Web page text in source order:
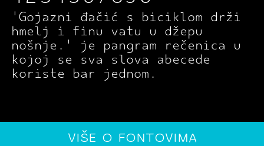
'Gojazni đačić s biciklom drži
hmelj i finu vatu u džepu
nošnje.' je pangram rečenica u
kojoj se sva slova abecede
koriste bar jednom.
VIŠE O FONTOVIMA